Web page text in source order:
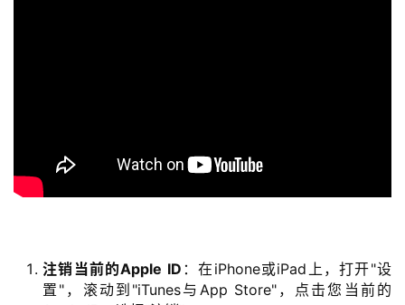
注销当前的Apple ID ：在iPhone或iPad上，打开"设
置"，滚动到"iTunes与App Store"，点击您当前的